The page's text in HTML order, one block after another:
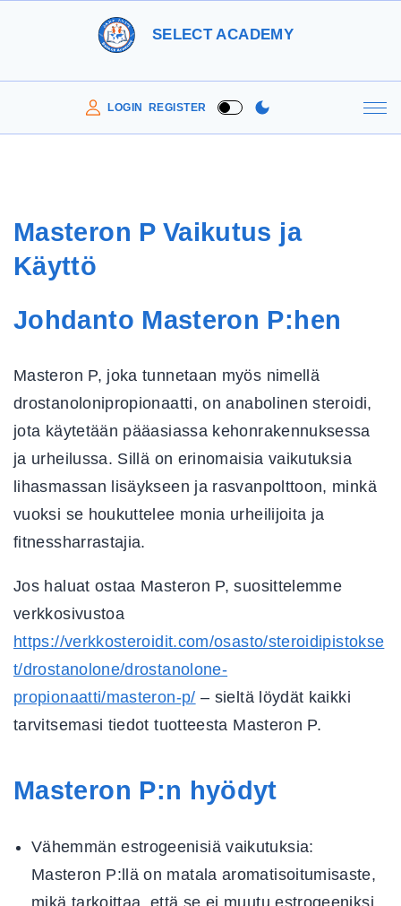
SELECT ACADEMY
LOGIN REGISTER
Masteron P Vaikutus ja
Käyttö
Johdanto Masteron P:hen
Masteron P, joka tunnetaan myös nimellä
drostanolonipropionaatti, on anabolinen steroidi,
jota käytetään pääasiassa kehonrakennuksessa
ja urheilussa. Sillä on erinomaisia vaikutuksia
lihasmassan lisäykseen ja rasvanpolttoon, minkä
vuoksi se houkuttelee monia urheilijoita ja
fitnessharrastajia.
Jos haluat ostaa Masteron P, suosittelemme
verkkosivustoa
https://verkkosteroidit.com/osasto/steroidipistokse
t/drostanolone/drostanolone-
propionaatti/masteron-p/ – sieltä löydät kaikki
tarvitsemasi tiedot tuotteesta Masteron P.
Masteron P:n hyödyt
Vähemmän estrogeenisiä vaikutuksia:
Masteron P:llä on matala aromatisoitumisaste,
mikä tarkoittaa, että se ei muutu estrogeeniksi